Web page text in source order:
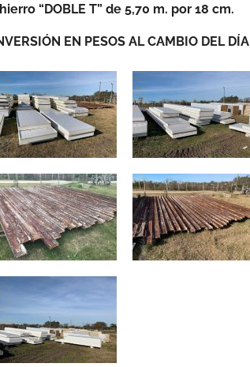
“DOBLE T” de 5,70 m. por 18 cm.
EN PESOS AL CAMBIO DEL DÍA